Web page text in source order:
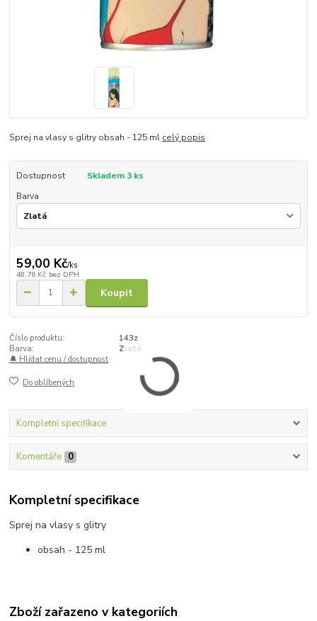
Sprej na vlasy s glitry obsah - 125 ml celý popis
Dostupnost
Skladem 3 ks
Barva
59,00 Kč/ks
48,76 Kč bez DPH
Koupit
Číslo produktu:
143z
Barva:
Zlatá
🔔 Hlídat cenu / dostupnost
Do oblíbených
Kompletní specifikace
Komentáře 0
Kompletní specifikace
Sprej na vlasy s glitry
obsah - 125 ml
Zboží zařazeno v kategoriích